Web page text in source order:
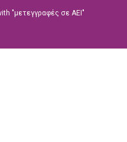
"μετεγγραφές σε ΑΕΙ"